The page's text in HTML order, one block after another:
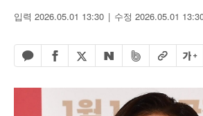
입력 2026.05.01 13:30 수정 2026.05.01
카카오톡 공유하기
페이스북 공유하기
엑스 공유하기
네이버 공유하기
밴드 공유하기
URL복사
글